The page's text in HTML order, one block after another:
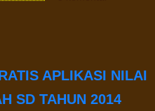
APLIKASI NILAI
SD TAHUN 2014